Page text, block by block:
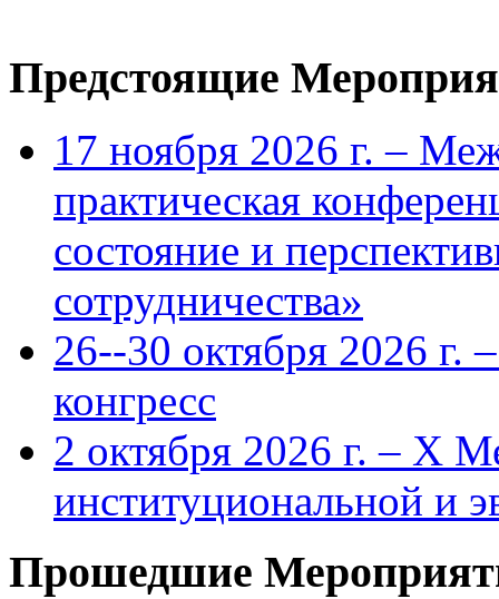
Предстоящие
17 ноября 2026 г. –
практическая
состояние и
сотрудничества»
26--30 октября 2026 г.
конгресс
2 октября 2026 г. – X
институциональной и
Прошедшие